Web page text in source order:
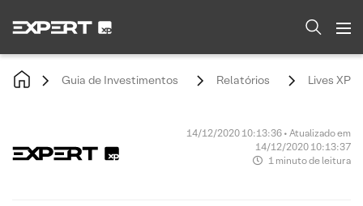
Guia de Investimentos Relatórios Lives XP |
14/12/2020 10:13:36 • Atualizado em
14/12/2020 10:13:37
1 minuto de leitura